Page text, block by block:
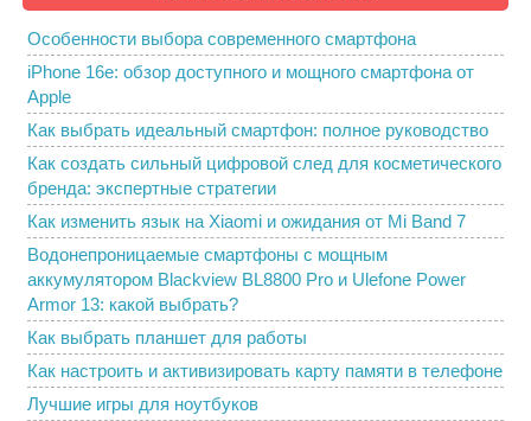
Особенности выбора современного смартфона
iPhone 16e: обзор доступного и мощного смартфона от
Apple
Как выбрать идеальный смартфон: полное руководство
Как создать сильный цифровой след для косметического
бренда: экспертные стратегии
Как изменить язык на Xiaomi и ожидания от Mi Band 7
Водонепроницаемые смартфоны с мощным
аккумулятором Blackview BL8800 Pro и Ulefone Power
Armor 13: какой выбрать?
Как выбрать планшет для работы
Как настроить и активизировать карту памяти в телефоне
Лучшие игры для ноутбуков